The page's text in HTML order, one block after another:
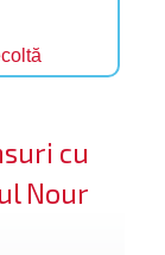
cu
Nour